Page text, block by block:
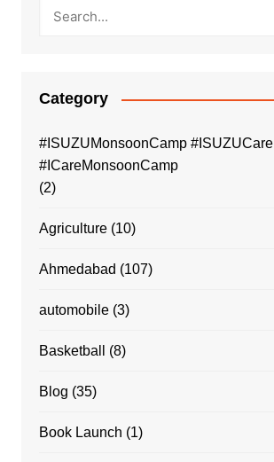
Category
#ISUZUMonsoonCamp #ISUZUCare
#ICareMonsoonCamp
(2)
Agriculture(10)
Ahmedabad (107)
automobile(3)
Basketball (8)
Blog (35)
Book Launch (1)